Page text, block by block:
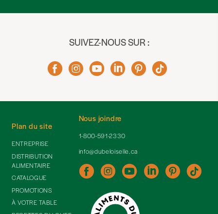
SUIVEZ-NOUS SUR :
Nous joindre
1-800-591-2330
info@dubeloiselle.ca
Plan du site
ENTREPRISE
DISTRIBUTION
ALIMENTAIRE
CATALOGUE
PROMOTIONS
À VOTRE TABLE